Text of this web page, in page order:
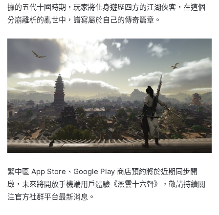
據的五代十國時期，玩家將化身遊歷四方的江湖俠客，在這個
分崩離析的亂世中，譜寫屬於自己的傳奇篇章。
繁中區 App Store、Google Play 商店預約將於近期同步開
啟，未來將開放手機端用戶體驗《燕雲十六聲》，敬請持續關
注官方社群平台最新消息。